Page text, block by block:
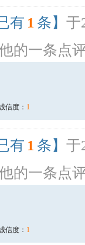
有 1 条】 于
的一条点
信度： 1
有 1 条】 于
的一条点
信度： 1